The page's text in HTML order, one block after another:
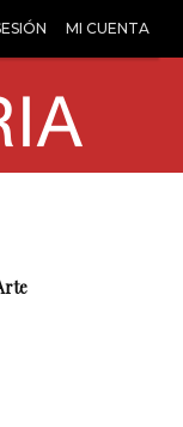
MI CUENTA